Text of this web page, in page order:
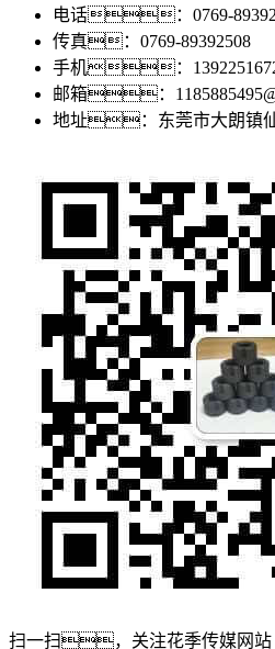
电话：0769-
传真：0769-89392508
手机：
邮箱：
地址：东莞市大朗镇
扫一扫，关注花季传媒网站